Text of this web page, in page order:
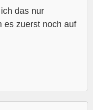
das nur
es zuerst noch auf